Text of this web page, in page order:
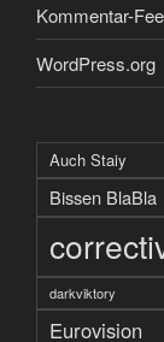
Kommentar-
WordPress.org
Auch Staiy
Bissen BlaBla
darkviktory
Eurovision